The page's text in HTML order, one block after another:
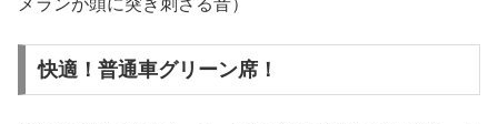
快適！普通車グリーン席！